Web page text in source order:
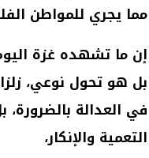
مما يجري للمواطن
إن ما تشهده غزة
بل هو تحول نوعي،
في العدالة بالضرورة،
التعمية والإنكار،